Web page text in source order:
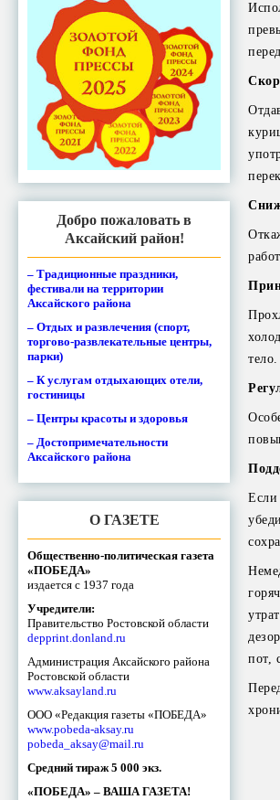
Добро пожаловать в
Аксайский район!
– Традиционные праздники,
фестивали на территории
Аксайского района
– Отдых и развлечения (спорт,
торгово-развлекательные центры,
парки)
– К услугам отдыхающих отели,
гостиницы
– Центры красоты и здоровья
– Достопримечательности
Аксайского района
О ГАЗЕТЕ
Общественно-политическая газета
«ПОБЕДА»
издается с 1937 года
Учредители:
Правительство Ростовской области
depprint.donland.ru
Администрация Аксайского района
Ростовской области
www.aksayland.ru
ООО «Редакция газеты «ПОБЕДА»
www.pobeda-aksay.ru
pobeda_aksay@mail.ru
Средний тираж 5 000 экз.
«ПОБЕДА» – ВАША ГАЗЕТА!
тело.
пот,